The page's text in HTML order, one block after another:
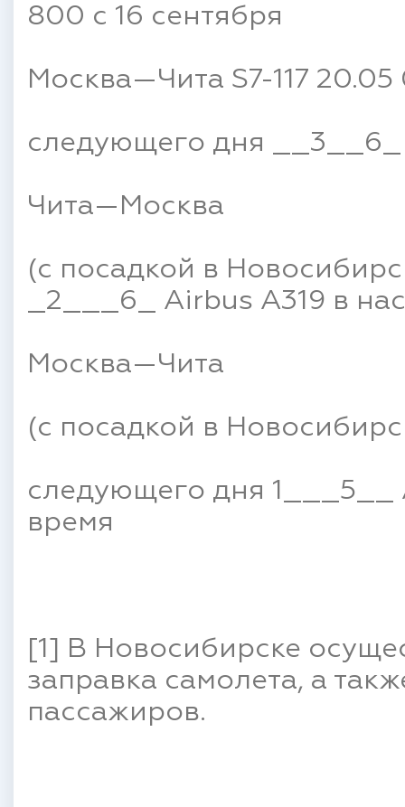
800 c 16 сентября
Москва—Чита S7-117 20.05
следующего дня __3__6_
Чита—Москва
(с посадкой в
_2___6_ Airbus A319 в
Москва—Чита
(с посадкой в
следующего дня 1___5__
время
[1] В Новосибирске
заправка самолета, а
пассажиров.